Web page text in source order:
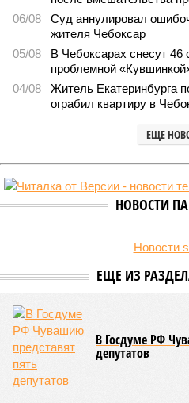
06/08
Суд аннулировал
жителя Чебоксар
05/08
В Чебоксарах снесут 46
проблемной
04/08
Житель Екатеринбурга
ограбил квартиру в
ЕЩЕ
НОВОСТИ
Новости
ЕЩЕ ИЗ
В Госдуме РФ
депутатов